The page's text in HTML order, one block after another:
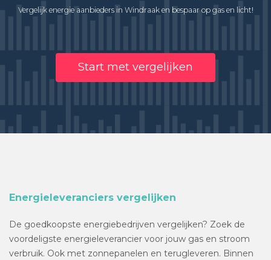
Vergelijk energie aanbieders in Windraak en bespaar op gas en licht!
Start met vergelijken
Energieleveranciers vergelijken
De goedkoopste energiebedrijven vergelijken? Zoek de
voordeligste energieleverancier voor jouw gas en stroom
verbruik. Ook met zonnepanelen en terugleveren. Binnen